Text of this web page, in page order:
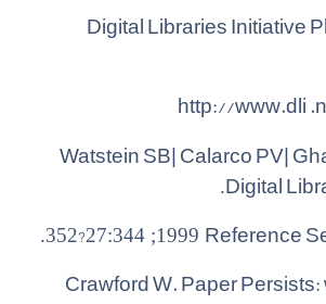
Digital Libraries Initiative
http://www.dli
Watstein SB| Calarco PV|
Digital
.
Reference
?
352
.
Crawford W. Paper